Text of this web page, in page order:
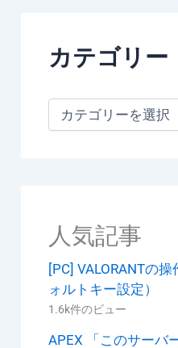
カテゴリー
人気記事
[PC] VALORANTの
ォルトキー設定）
1.6k件のビュー
APEX 「このサーバ